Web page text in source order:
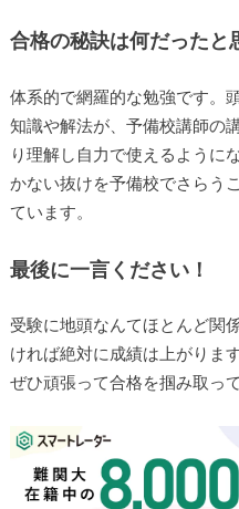
合格の秘訣は何だったと
体系的で網羅的な勉強です。
知識や解法が、予備校講師の
り理解し自力で使えるように
かない抜けを予備校でさらう
ています。
最後に一言ください！
受験に地頭なんてほとんど関
ければ絶対に成績は上がりま
ぜひ頑張って合格を掴み取っ